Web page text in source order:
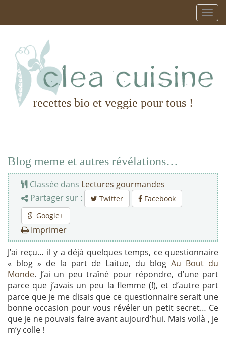
recettes bio et veggie pour tous !
Blog meme et autres révélations…
Classée dans Lectures gourmandes
Partager sur :
Twitter
Facebook
Google+
Imprimer
J’ai reçu… il y a déjà quelques temps, ce questionnaire
« blog » de la part de Laitue, du blogAu Bout du
Monde. J’ai un peu traîné pour répondre, d’une part
parce que j’avais un peu la flemme (!), et d’autre part
parce que je me disais que ce questionnaire serait une
bonne occasion pour vous révéler un petit secret… Ce
que je ne pouvais faire avant aujourd’hui. Mais voilà , je
m’y colle !